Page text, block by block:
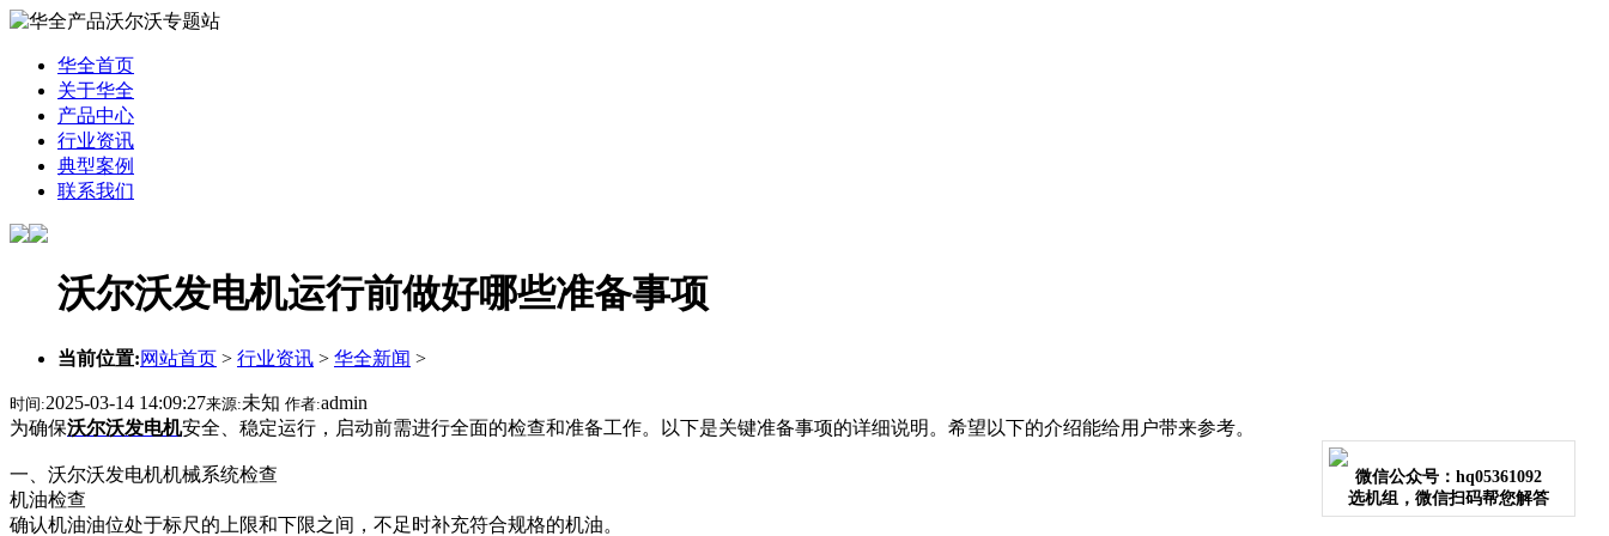
华全首页
关于华全
产品中心
行业资讯
典型案例
联系我们
沃尔沃发电机运行前做好哪些准备事项
当前位置:网站首页 > 行业资讯 > 华全新闻 >
时间:2025-03-14 14:09:27来源:未知 作者:admin
微信公众号：hq05361092
选机组，微信扫码帮您解答
为确保沃尔沃发电机安全、稳定运行，启动前需进行全面的检查和准备工作。以下是关键准备事项的详细说明。希望以下的介绍能给用户带来参考。
一、沃尔沃发电机机械系统检查
机油检查
确认机油油位处于标尺的上限和下限之间，不足时补充符合规格的机油。